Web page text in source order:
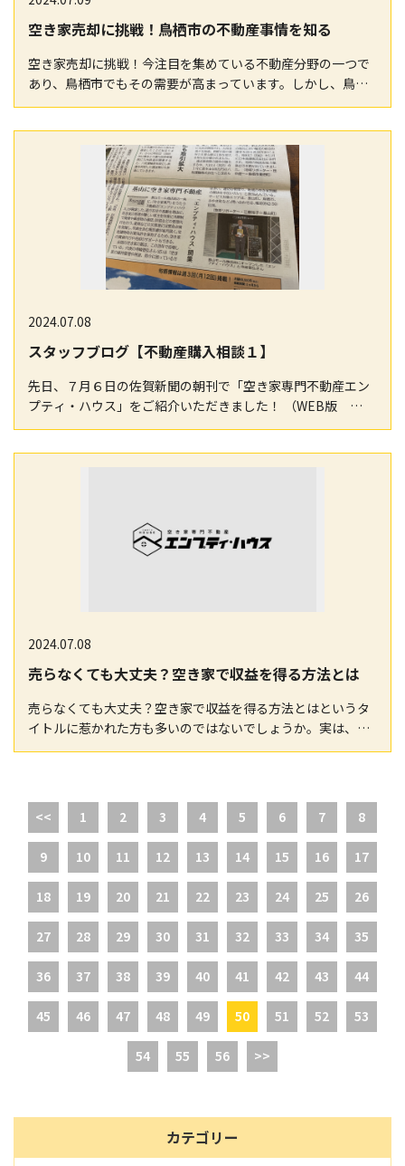
空き家売却に挑戦！鳥栖市の不動産事情を知る
空き家売却に挑戦！今注目を集めている不動産分野の一つで
あり、鳥栖市でもその需要が高まっています。しかし、鳥栖
市の不動産事情に詳しくない人にとっては、どうやって…
2024.07.08
スタッフブログ【不動産購入相談１】
先日、７月６日の佐賀新聞の朝刊で「空き家専門不動産エン
プティ・ハウス」をご紹介いただきました！ （WEB版
https://www.saga-s.co.jp/articles/-/1275183#goog_rew…
2024.07.08
売らなくても大丈夫？空き家で収益を得る方法とは
売らなくても大丈夫？空き家で収益を得る方法とはというタ
イトルに惹かれた方も多いのではないでしょうか。実は、空
き家を売却することが難しい場合や、将来的に利用する…
<< 1 2 3 4 5 6 7 8
9 10 11 12 13 14 15 16 17
18 19 20 21 22 23 24 25 26
27 28 29 30 31 32 33 34 35
36 37 38 39 40 41 42 43 44
45 46 47 48 49 50 51 52 53
54 55 56 >>
カテゴリー